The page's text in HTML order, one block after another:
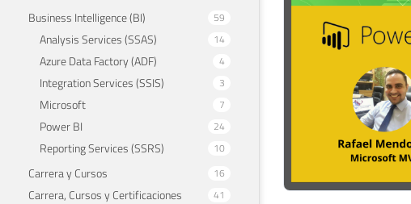
Business Intelligence (BI) 59
Analysis Services (SSAS) 14
Azure Data Factory (ADF) 4
Integration Services (SSIS) 3
Microsoft 7
Power BI 24
Reporting Services (SSRS) 10
Carrera y Cursos 16
Carrera, Cursos y Certificaciones 41